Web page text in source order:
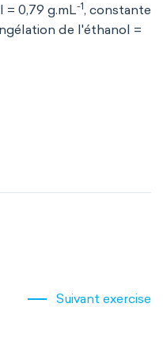
= 0,79 g.mL-1, constante
de l'éthanol =
Suivant exercise